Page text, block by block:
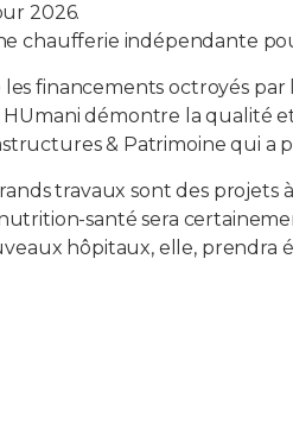
2026.
chaufferie indépendante
financements octroyés
démontre la qualité
& Patrimoine qui a
travaux sont des projets
santé sera
hôpitaux, elle, prendra